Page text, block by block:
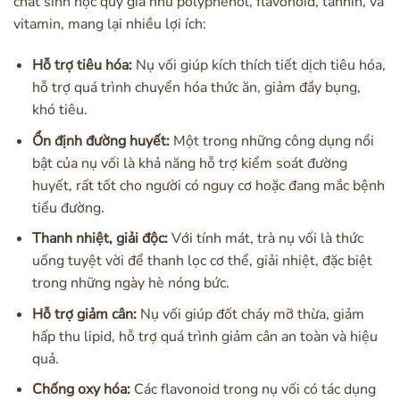
vitamin, mang lại nhiều lợi ích:
Hỗ trợ tiêu hóa:Nụ vối giúp kích thích tiết dịch tiêu hóa,
hỗ trợ quá trình chuyển hóa thức ăn, giảm đầy bụng,
khó tiêu.
Ổn định đường huyết:Một trong những công dụng nổi
bật của nụ vối là khả năng hỗ trợ kiểm soát đường
huyết, rất tốt cho người có nguy cơ hoặc đang mắc bệnh
tiểu đường.
Thanh nhiệt, giải độc:Với tính mát, trà nụ vối là thức
uống tuyệt vời để thanh lọc cơ thể, giải nhiệt, đặc biệt
trong những ngày hè nóng bức.
Hỗ trợ giảm cân:Nụ vối giúp đốt cháy mỡ thừa, giảm
hấp thu lipid, hỗ trợ quá trình giảm cân an toàn và hiệu
quả.
Chống oxy hóa:Các flavonoid trong nụ vối có tác dụng